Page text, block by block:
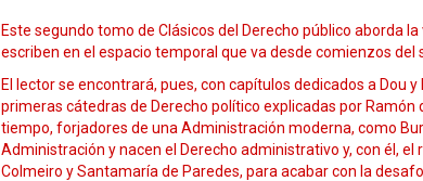
Este segundo tomo de Clásicos del Derecho público aborda
escriben en el espacio temporal que va desde comienzos del
El lector se encontrará, pues, con capítulos dedicados a Dou
primeras cátedras de Derecho político explicadas por
tiempo, forjadores de una Administración moderna, como
Administración y nacen el Derecho administrativo y, con él,
Colmeiro y Santamaría de Paredes, para acabar con la